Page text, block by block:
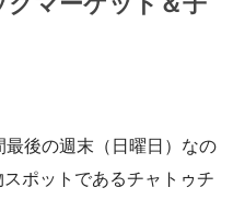
後の週末（日曜日）なの
ポットであるチャトゥチ